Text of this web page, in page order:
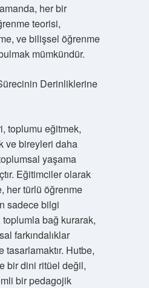
her bir
teorisi,
ve bilişsel öğrenme
mümkündür.
Derinliklerine
toplumu eğitmek,
ve bireyleri daha
yaşama
Eğitimciler olarak
her türlü öğrenme
sadece bilgi
bağ kurarak,
farkındalıklar
Hutbe,
bir dini ritüel değil,
bir pedagojik